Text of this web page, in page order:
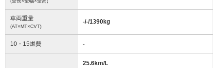
車両重量
(AT×MT×CVT)
-/-/1390kg
10・15燃費 -
25.6km/L